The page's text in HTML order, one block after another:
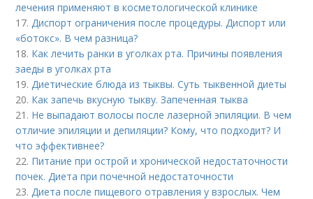
лечения применяют в косметологической клинике
17.Диспорт ограничения после процедуры. Диспорт или
«ботокс». В чем разница?
18. Как лечить ранки в уголках рта. Причины появления
заеды в уголках рта
19.Диетические блюда из тыквы. Суть тыквенной диеты
20. Как запечь вкусную тыкву. Запеченная тыква
21. Не выпадают волосы после лазерной эпиляции. В чем
отличие эпиляции и депиляции? Кому, что подходит? И
что эффективнее?
22. Питание при острой и хронической недостаточности
почек. Диета при почечной недостаточности
23.Диета после пищевого отравления у взрослых. Чем